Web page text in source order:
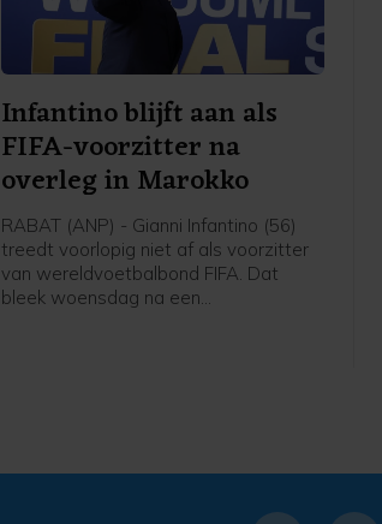
Infantino blijft aan als
FIFA-voorzitter na
overleg in Marokko
RABAT (ANP) - Gianni Infantino (56)
treedt voorlopig niet af als voorzitter
van wereldvoetbalbond FIFA. Dat
bleek woensdag na een